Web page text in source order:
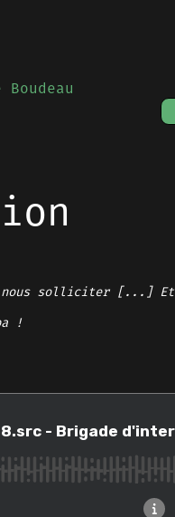
Boudeau
nous solliciter [...] Et
!